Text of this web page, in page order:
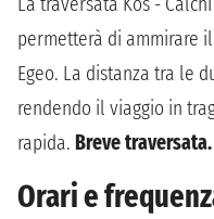
permetterà di ammirare
Egeo. La distanza tra le
rendendo il viaggio in
rapida. Breve traversata.
Orari e